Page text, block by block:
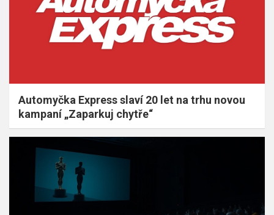
Automyčka Express slaví 20 let na trhu novou
kampaní „Zaparkuj chytře“